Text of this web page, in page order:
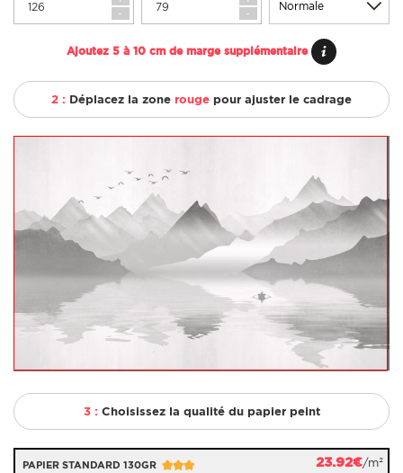
-
-
Ajoutez 5 à 10 cm de marge supplémentaire
2 : Déplacez la zone rouge pour ajuster le cadrage
3 : Choisissez la qualité du papier peint
PAPIER STANDARD 130GR 23.92€/m²